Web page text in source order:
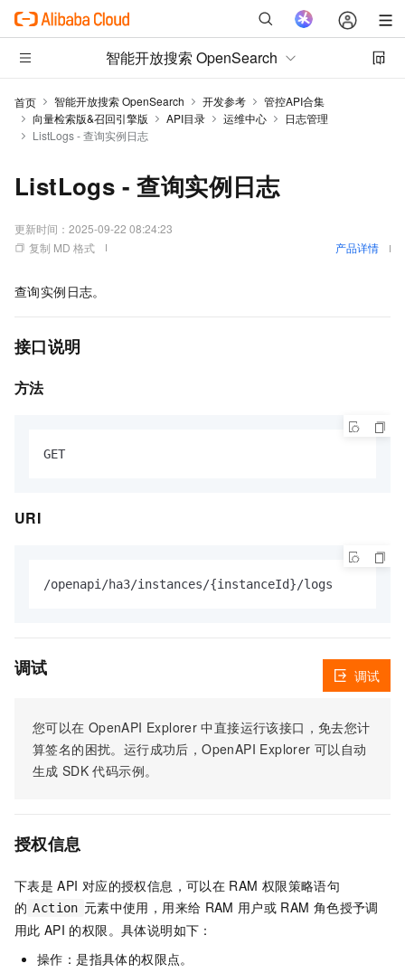
智能开放搜索 OpenSearch
首页 智能开放搜索 OpenSearch 开发参考
管控API合集
向量检索版&召回引擎版
API目录 运维中心
日志管理
ListLogs - 查询实例日志
ListLogs - 查询实例日志
更新时间： 2025-09-22 08:24:23
复制 MD 格式
产品详情
查询实例日志。
接口说明
方法
URI
调试
您可以在 OpenAPI Explorer 中直接运行该接口，免去您计
算签名的困扰。运行成功后，OpenAPI Explorer 可以自动
生成 SDK 代码示例。
调试
授权信息
下表是 API 对应的授权信息，可以在 RAM 权限策略语句
的 Action 元素中使用，用来给 RAM 用户或 RAM 角色授予调
用此 API 的权限。具体说明如下：
操作：是指具体的权限点。